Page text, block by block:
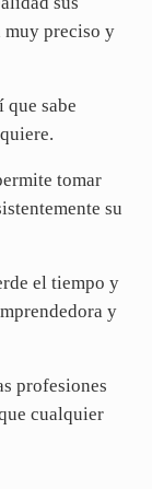
muy preciso y
que sabe
tomar
su
el tiempo y
y
profesiones
cualquier